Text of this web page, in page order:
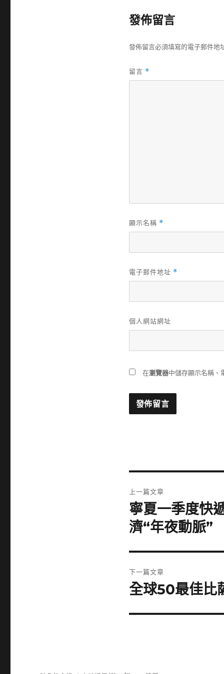
期:
發佈留言
發佈留言必須填寫的電子郵件地
留言 *
顯示名稱 *
電子郵件地址 *
個人網站網址
在瀏覽器中儲存顯示名稱、
章
導
上一篇文章
上
一
篇
文
寧夏一季度快
濟“年夜動脈”
下一篇文章
下
篇
全球50最佳比